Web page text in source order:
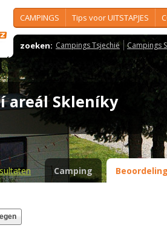
CAMPINGS Tips voor UITSTAPJES
zoeken: Campings Tsjechië Campings
areál Skleníky
Camping